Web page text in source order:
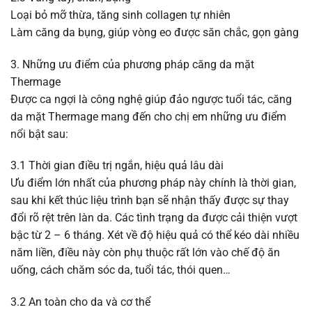
Loại bỏ mỡ thừa, tăng sinh collagen tự nhiên
Làm căng da bụng, giúp vòng eo được săn chắc, gọn gàng
3. Những ưu điểm của phương pháp căng da mặt
Thermage
Được ca ngợi là công nghệ giúp đảo ngược tuổi tác, căng
da mặt Thermage mang đến cho chị em những ưu điểm
nổi bật sau:
3.1 Thời gian điều trị ngắn, hiệu quả lâu dài
Ưu điểm lớn nhất của phương pháp này chính là thời gian,
sau khi kết thúc liệu trình bạn sẽ nhận thấy được sự thay
đổi rõ rệt trên làn da. Các tình trạng da được cải thiện vượt
bậc từ 2 – 6 tháng. Xét về độ hiệu quả có thể kéo dài nhiều
năm liền, điều này còn phụ thuộc rất lớn vào chế độ ăn
uống, cách chăm sóc da, tuổi tác, thói quen…
3.2 An toàn cho da và cơ thể